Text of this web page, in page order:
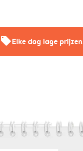
offersElke dag lage